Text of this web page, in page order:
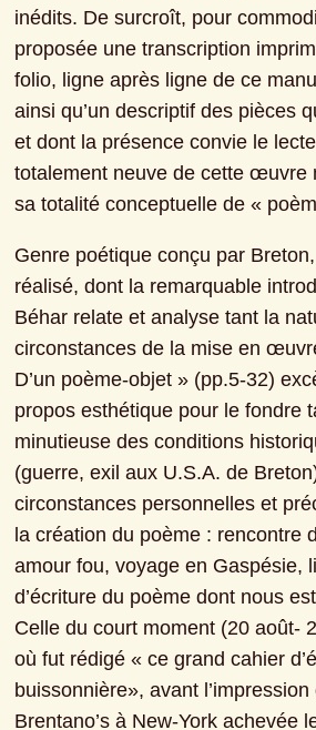
inédits. De surcroît, pour
proposée une transcription
folio, ligne après ligne de ce
ainsi qu’un descriptif des pièces
et dont la présence convie le
totalement neuve de cette œuvre
sa totalité conceptuelle de «
Genre poétique conçu par
réalisé, dont la remarquable
Béhar relate et analyse tant la
circonstances de la mise en
D’un poème-objet » (pp.5-32)
propos esthétique pour le fondre
minutieuse des conditions
(guerre, exil aux U.S.A. de
circonstances personnelles et
la création du poème : rencontre
amour fou, voyage en Gaspésie,
d’écriture du poème dont nous
Celle du court moment (20 août-
où fut rédigé « ce grand cahier
buissonnière», avant
Brentano’s à New-York achevée